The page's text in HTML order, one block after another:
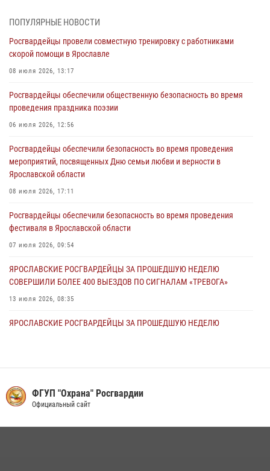
Росгвардейцы обеспечили правопорядок во время массового
27 июля 2026, 09:10
Росгвардейцы обеспечили правопорядок во время крестного хода
27 июля 2026, 09:09
ЯРОСЛАВСКИЕ РОСГВАРДЕЙЦЫ ЗА ПРОШЕДШУЮ НЕДЕЛЮ
27 июля 2026, 08:57
ЯРОСЛАВСКИЕ РОСГВАРДЕЙЦЫ ЗА ПРОШЕДШУЮ НЕДЕЛЮ
СОВЕРШИЛИ БОЛЕЕ 300 ВЫЕЗДОВ ПО СИГНАЛАМ «ТРЕВОГА»
ПОПУЛЯРНЫЕ НОВОСТИ
Росгвардейцы провели совместную тренировку с работниками
скорой помощи в Ярославле
08 июля 2026, 13:17
Росгвардейцы обеспечили общественную безопасность во время
проведения праздника поэзии
06 июля 2026, 12:56
Росгвардейцы обеспечили безопасность во время проведения
мероприятий, посвященных Дню семьи любви и верности в
Ярославской области
08 июля 2026, 17:11
Росгвардейцы обеспечили безопасность во время проведения
фестиваля в Ярославской области
07 июля 2026, 09:54
ЯРОСЛАВСКИЕ РОСГВАРДЕЙЦЫ ЗА ПРОШЕДШУЮ НЕДЕЛЮ
СОВЕРШИЛИ БОЛЕЕ 400 ВЫЕЗДОВ ПО СИГНАЛАМ «ТРЕВОГА»
13 июля 2026, 08:35
ЯРОСЛАВСКИЕ РОСГВАРДЕЙЦЫ ЗА ПРОШЕДШУЮ НЕДЕЛЮ
СОВЕРШИЛИ БОЛЕЕ 300 ВЫЕЗДОВ ПО СИГНАЛАМ «ТРЕВОГА»
20 июля 2026, 14:47
Росгвардейцы оказали помощь пострадавшему в ДТП
ФГУП "Охрана" Росгвардии
Официальный сайт